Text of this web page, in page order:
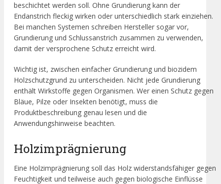
beschichtet werden soll. Ohne Grundierung kann der
Endanstrich fleckig wirken oder unterschiedlich stark einziehen.
Bei manchen Systemen schreiben Hersteller sogar vor,
Grundierung und Schlussanstrich zusammen zu verwenden,
damit der versprochene Schutz erreicht wird.
Wichtig ist, zwischen einfacher Grundierung und biozidem
Holzschutzgrund zu unterscheiden. Nicht jede Grundierung
enthält Wirkstoffe gegen Organismen. Wer einen Schutz gegen
Bläue, Pilze oder Insekten benötigt, muss die
Produktbeschreibung genau lesen und die
Anwendungshinweise beachten.
Holzimprägnierung
Eine Holzimprägnierung soll das Holz widerstandsfähiger gegen
Feuchtigkeit und teilweise auch gegen biologische Einflüsse